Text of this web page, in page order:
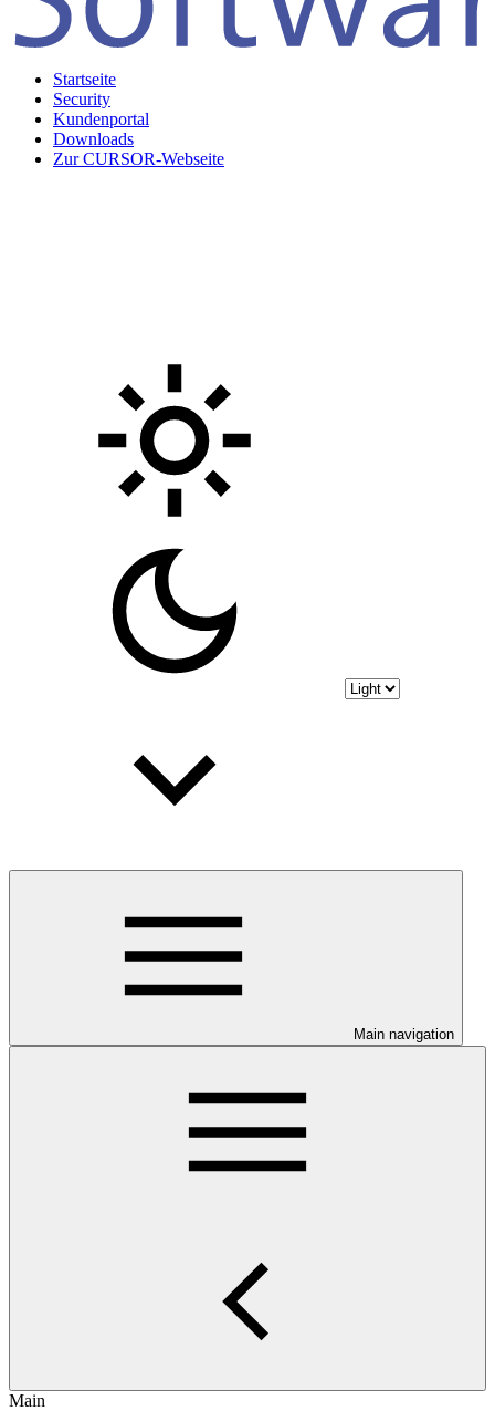
Startseite
Security
Kundenportal
Downloads
Zur CURSOR-Webseite
Main navigation
Main